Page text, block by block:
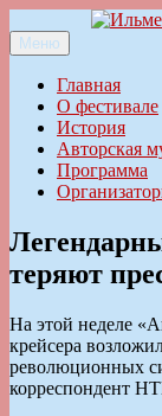
к
содержимому
Ильменский
Меню
Главная
О фестивале
История
Авторская
Программа
теряют
На этой неделе
крейсера
революционных
корреспондент